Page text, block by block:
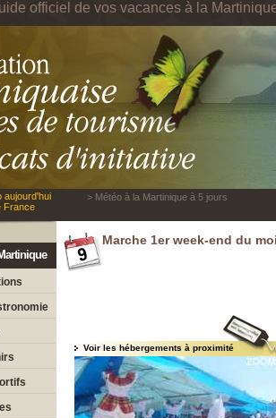
officiel de vos vacances à la
aujourd'hui
France
> Météo à la Martinique à 5 jours
Marche 1er week-end du
Voir les hébergements à proximité